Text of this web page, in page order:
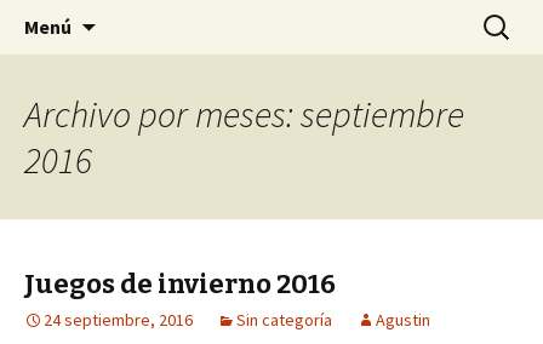
Secundaria Julio Verne
Otro sitio más de Sitios de Escuela Julio
Verne
Menú Buscar:
Archivo por meses: septiembre
2016
Juegos de invierno 2016
24 septiembre, 2016 Sin categoría Agustin